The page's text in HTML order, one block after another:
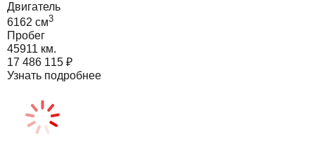
Двигатель
6162 cм3
Пробег
45911 км.
17 486 115 ₽
Узнать подробнее